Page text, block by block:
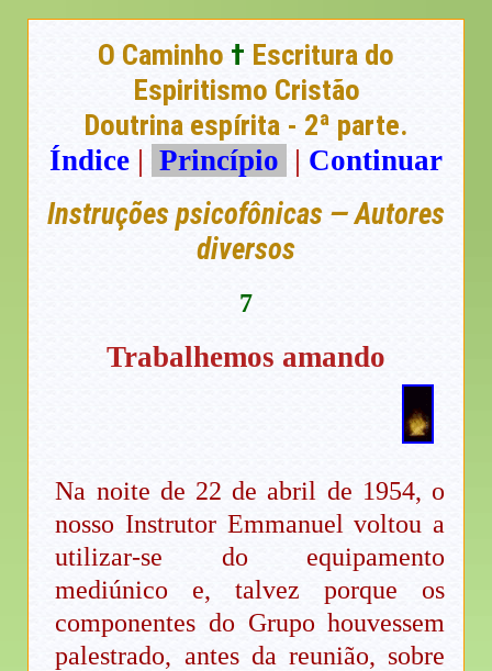
O Caminho † Escritura do
Espiritismo Cristão
Doutrina espírita - 2ª parte.
Índice | Princípio | Continuar
Instruções psicofônicas — Autores
diversos
7
Trabalhemos amando
Na noite de 22 de abril de 1954, o
nosso Instrutor Emmanuel voltou a
utilizar-se do equipamento
mediúnico e, talvez porque os
componentes do Grupo houvessem
palestrado, antes da reunião, sobre